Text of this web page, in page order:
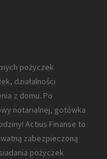
pożyczek
działalności
z domu. Po
notarialnej, gotówka
Actius Finanse to
zabezpieczoną
pożyczek